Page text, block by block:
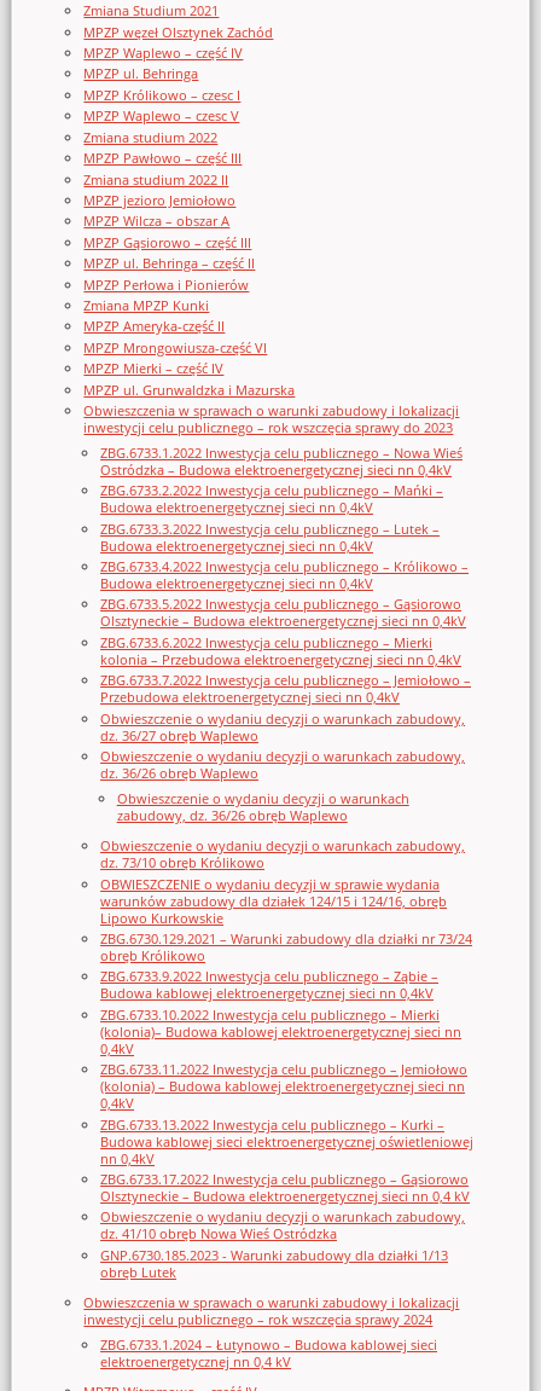
Zmiana Studium 2021
MPZP węzeł Olsztynek Zachód
MPZP Waplewo – część IV
MPZP ul. Behringa
MPZP Królikowo – czesc I
MPZP Waplewo – czesc V
Zmiana studium 2022
MPZP Pawłowo – część III
Zmiana studium 2022 II
MPZP jezioro Jemiołowo
MPZP Wilcza – obszar A
MPZP Gąsiorowo – część III
MPZP ul. Behringa – część II
MPZP Perłowa i Pionierów
Zmiana MPZP Kunki
MPZP Ameryka-część II
MPZP Mrongowiusza-część VI
MPZP Mierki – część IV
MPZP ul. Grunwaldzka i Mazurska
Obwieszczenia w sprawach o warunki zabudowy i lokalizacji
inwestycji celu publicznego – rok wszczęcia sprawy do 2023
ZBG.6733.1.2022 Inwestycja celu publicznego – Nowa Wieś
Ostródzka – Budowa elektroenergetycznej sieci nn 0,4kV
ZBG.6733.2.2022 Inwestycja celu publicznego – Mańki –
Budowa elektroenergetycznej sieci nn 0,4kV
ZBG.6733.3.2022 Inwestycja celu publicznego – Lutek –
Budowa elektroenergetycznej sieci nn 0,4kV
ZBG.6733.4.2022 Inwestycja celu publicznego – Królikowo –
Budowa elektroenergetycznej sieci nn 0,4kV
ZBG.6733.5.2022 Inwestycja celu publicznego – Gąsiorowo
Olsztyneckie – Budowa elektroenergetycznej sieci nn 0,4kV
ZBG.6733.6.2022 Inwestycja celu publicznego – Mierki
kolonia – Przebudowa elektroenergetycznej sieci nn 0,4kV
ZBG.6733.7.2022 Inwestycja celu publicznego – Jemiołowo –
Przebudowa elektroenergetycznej sieci nn 0,4kV
Obwieszczenie o wydaniu decyzji o warunkach zabudowy,
dz. 36/27 obręb Waplewo
Obwieszczenie o wydaniu decyzji o warunkach zabudowy,
dz. 36/26 obręb Waplewo
Obwieszczenie o wydaniu decyzji o warunkach
zabudowy, dz. 36/26 obręb Waplewo
Obwieszczenie o wydaniu decyzji o warunkach zabudowy,
dz. 73/10 obręb Królikowo
OBWIESZCZENIE o wydaniu decyzji w sprawie wydania
warunków zabudowy dla działek 124/15 i 124/16, obręb
Lipowo Kurkowskie
ZBG.6730.129.2021 – Warunki zabudowy dla działki nr 73/24
obręb Królikowo
ZBG.6733.9.2022 Inwestycja celu publicznego – Ząbie –
Budowa kablowej elektroenergetycznej sieci nn 0,4kV
ZBG.6733.10.2022 Inwestycja celu publicznego – Mierki
(kolonia)– Budowa kablowej elektroenergetycznej sieci nn
0,4kV
ZBG.6733.11.2022 Inwestycja celu publicznego – Jemiołowo
(kolonia) – Budowa kablowej elektroenergetycznej sieci nn
0,4kV
ZBG.6733.13.2022 Inwestycja celu publicznego – Kurki –
Budowa kablowej sieci elektroenergetycznej oświetleniowej
nn 0,4kV
ZBG.6733.17.2022 Inwestycja celu publicznego – Gąsiorowo
Olsztyneckie – Budowa elektroenergetycznej sieci nn 0,4 kV
Obwieszczenie o wydaniu decyzji o warunkach zabudowy,
dz. 41/10 obręb Nowa Wieś Ostródzka
GNP.6730.185.2023 - Warunki zabudowy dla działki 1/13
obręb Lutek
Obwieszczenia w sprawach o warunki zabudowy i lokalizacji
inwestycji celu publicznego – rok wszczęcia sprawy 2024
ZBG.6733.1.2024 – Łutynowo – Budowa kablowej sieci
elektroenergetycznej nn 0,4 kV